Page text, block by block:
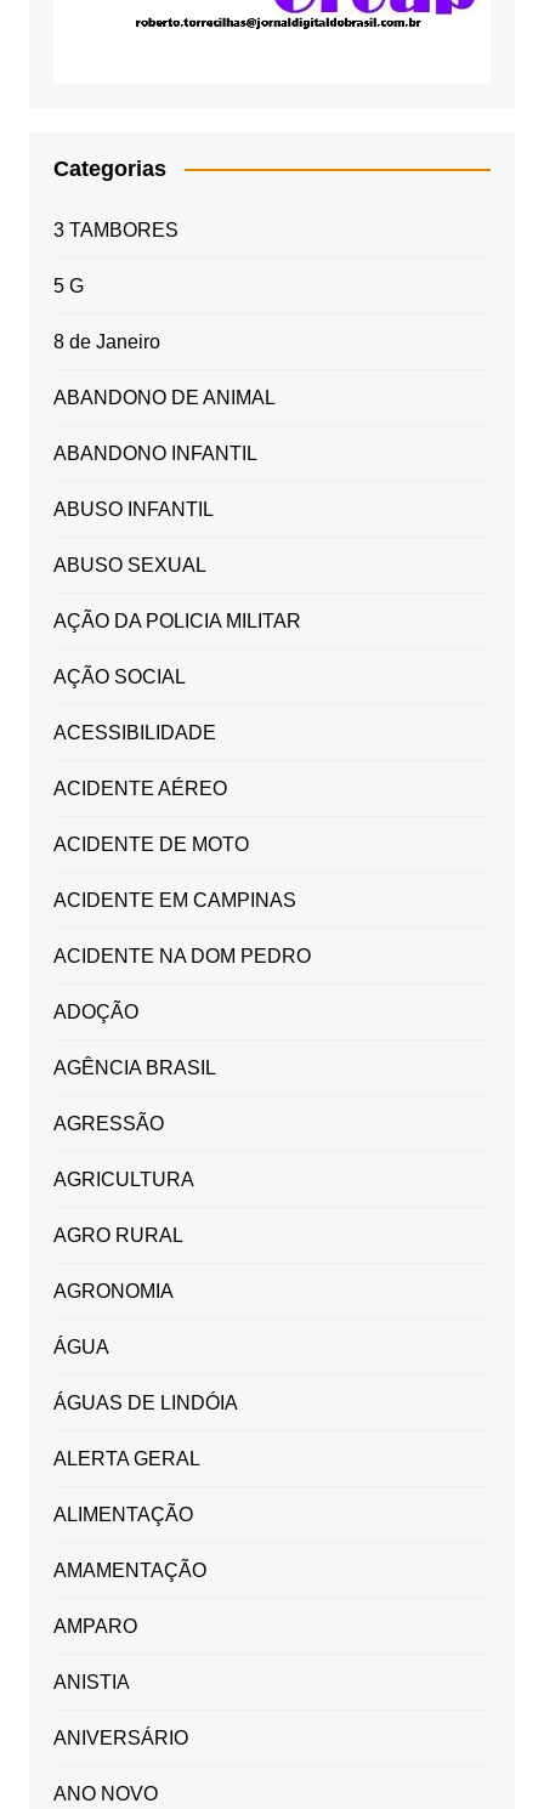
Categorias
3 TAMBORES
5 G
8 de Janeiro
ABANDONO DE ANIMAL
ABANDONO INFANTIL
ABUSO INFANTIL
ABUSO SEXUAL
AÇÃO DA POLICIA MILITAR
AÇÃO SOCIAL
ACESSIBILIDADE
ACIDENTE AÉREO
ACIDENTE DE MOTO
ACIDENTE EM CAMPINAS
ACIDENTE NA DOM PEDRO
ADOÇÃO
AGÊNCIA BRASIL
AGRESSÃO
AGRICULTURA
AGRO RURAL
AGRONOMIA
ÁGUA
ÁGUAS DE LINDÓIA
ALERTA GERAL
ALIMENTAÇÃO
AMAMENTAÇÃO
AMPARO
ANISTIA
ANIVERSÁRIO
ANO NOVO